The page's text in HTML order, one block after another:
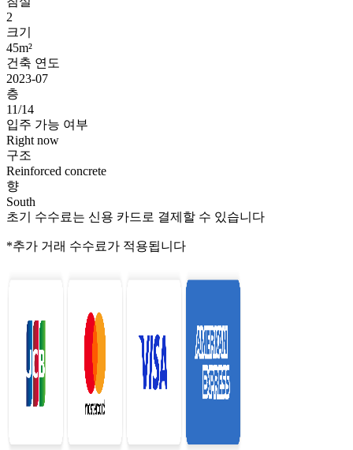
2
크기
45m²
건축 연도
2023-07
층
11/14
입주 가능 여부
Right now
구조
Reinforced concrete
향
South
초기 수수료는 신용 카드로 결제할 수 있습니다
*추가 거래 수수료가 적용됩니다